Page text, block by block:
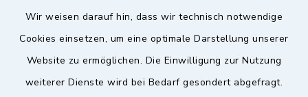
Wir weisen darauf hin, dass wir technisch notwendige
Cookies einsetzen, um eine optimale Darstellung unserer
Website zu ermöglichen. Die Einwilligung zur Nutzung
weiterer Dienste wird bei Bedarf gesondert abgefragt.
Sicherer Kontakt